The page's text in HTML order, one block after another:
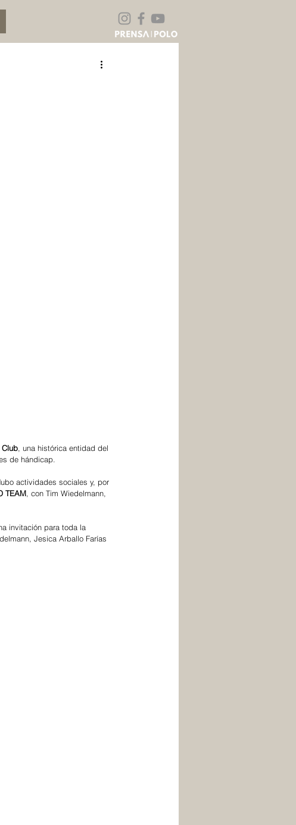
Club, una histórica entidad del
de hándicap.
actividades sociales y, por
TEAM, con Tim Wiedelmann,
invitación para toda la
Jesica Arballo Farías